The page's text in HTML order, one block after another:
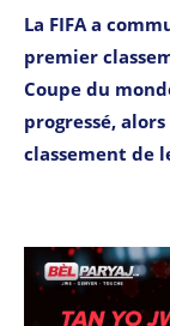
La FIFA a
premier
Coupe du
progressé,
classement de